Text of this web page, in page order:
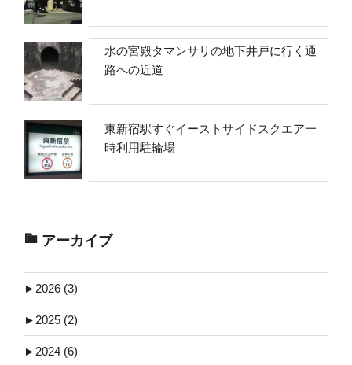
水の宮殿タマンサリの地下井戸に行く通
路への近道
東新宿駅すぐイーストサイドスクエア一
時利用駐輪場
アーカイブ
► 2026 (3)
► 2025 (2)
► 2024 (6)